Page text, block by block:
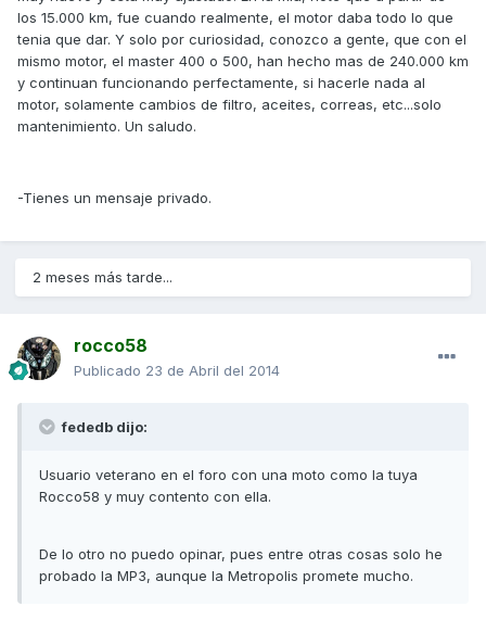
los 15.000 km, fue cuando realmente, el motor daba todo lo que
tenia que dar. Y solo por curiosidad, conozco a gente, que con el
mismo motor, el master 400 o 500, han hecho mas de 240.000 km
y continuan funcionando perfectamente, si hacerle nada al
motor, solamente cambios de filtro, aceites, correas, etc...solo
mantenimiento. Un saludo.
-Tienes un mensaje privado.
2 meses más tarde...
rocco58
Publicado 23 de Abril del 2014
fededb dijo:
Usuario veterano en el foro con una moto como la tuya
Rocco58 y muy contento con ella.
De lo otro no puedo opinar, pues entre otras cosas solo he
probado la MP3, aunque la Metropolis promete mucho.